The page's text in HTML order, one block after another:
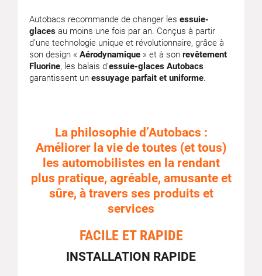
Autobacs recommande de changer les essuie-
glaces au moins une fois par an. Conçus à partir
d’une technologie unique et révolutionnaire, grâce à
son design « Aérodynamique » et à son revêtement
Fluorine, les balais d’essuie-glaces Autobacs
garantissent un essuyage parfait et uniforme.
La philosophie d’Autobacs :
Améliorer la vie de toutes (et tous)
les automobilistes en la rendant
plus pratique, agréable, amusante et
sûre, à travers ses produits et
services
FACILE ET RAPIDE
INSTALLATION RAPIDE